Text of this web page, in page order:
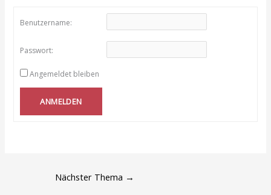
Benutzername:
Passwort:
Angemeldet bleiben
ANMELDEN
Nächster Thema →